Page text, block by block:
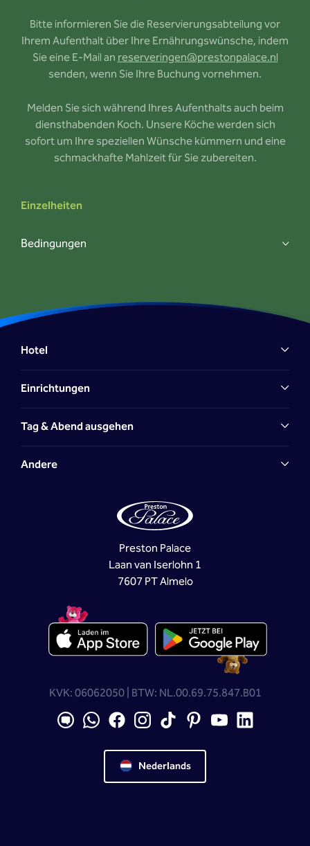
Bitte informieren Sie die Reservierungsabteilung vor
Ihrem Aufenthalt über Ihre Ernährungswünsche, indem
Sie eine E-Mail anreserveringen@prestonpalace.nl
senden, wenn Sie Ihre Buchung vornehmen.
Melden Sie sich während Ihres Aufenthalts auch beim
diensthabenden Koch. Unsere Köche werden sich
sofort um Ihre speziellen Wünsche kümmern und eine
schmackhafte Mahlzeit für Sie zubereiten.
Einzelheiten
Bedingungen
Hotel
Einrichtungen
Tag & Abend ausgehen
Andere
Preston Palace
Laan van Iserlohn 1
7607 PT Almelo
KVK: 06062050 | BTW: NL.00.69.75.847.B01
Nederlands